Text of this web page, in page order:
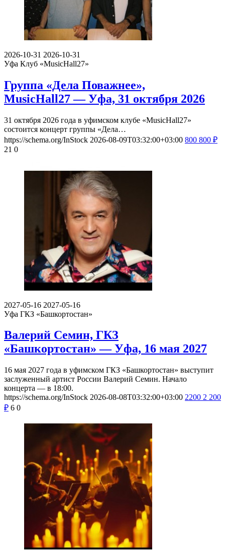
2026-10-31 2026-10-31
Уфа Клуб «MusicHall27»
Группа «Дела Поважнее»,
MusicHall27 — Уфа, 31 октября 2026
31 октября 2026 года в уфимском клубе «MusicHall27»
состоится концерт группы «Дела…
https://schema.org/InStock 2026-08-09T03:32:00+03:00 800 800 ₽
21 0
2027-05-16 2027-05-16
Уфа ГКЗ «Башкортостан»
Валерий Семин, ГКЗ
«Башкортостан» — Уфа, 16 мая 2027
16 мая 2027 года в уфимском ГКЗ «Башкортостан» выступит
заслуженный артист России Валерий Семин. Начало
концерта — в 18:00.
https://schema.org/InStock 2026-08-08T03:32:00+03:00 2200 2 200
₽ 6 0